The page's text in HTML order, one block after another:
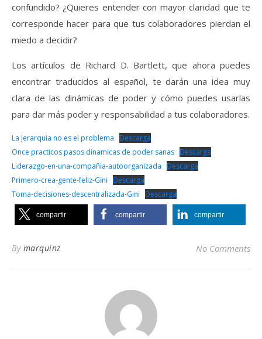
confundido? ¿Quieres entender con mayor claridad que te
corresponde hacer para que tus colaboradores pierdan el
miedo a decidir?
Los artículos de Richard D. Bartlett, que ahora puedes
encontrar traducidos al español, te darán una idea muy
clara de las dinámicas de poder y cómo puedes usarlas
para dar más poder y responsabilidad a tus colaboradores.
La jerarquia no es el problema
Descarga
Once practicos pasos dinamicas de poder sanas Descarga
Liderazgo-en-una-compañia-autoorganizada
Descarga
Primero-crea-gente-feliz-Gini
Descarga
Toma-decisiones-descentralizada-Gini
Descarga
compartir compartir compartir
By marquinz No Comments